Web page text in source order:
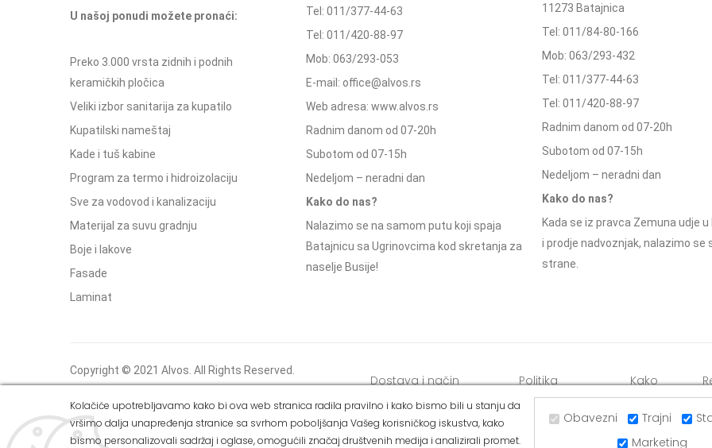
U našoj ponudi možete pronaći:
Preko 3.000 vrsta zidnih i podnih
keramičkih pločica
Veliki izbor sanitarija za kupatilo
Kupatilski nameštaj
Kade i tuš kabine
Program za termo i hidroizolaciju
Sve za vodovod i kanalizaciju
Materijal za suvu gradnju
Boje i lakove
Fasade
Laminat
Tel: 011/377-44-63
Tel: 011/420-88-97
Mob: 063/293-053
E-mail: office@alvos.rs
Web adresa: www.alvos.rs
Radnim danom od 07-20h
Subotom od 07-15h
Nedeljom – neradni dan
Kako do nas?
Nalazimo se na samom putu koji spaja
Batajnicu sa Ugrinovcima kod skretanja za
naselje Busije!
11273 Batajnica
Tel: 011/84-80-166
Mob: 063/293-432
Tel: 011/377-44-63
Tel: 011/420-88-97
Radnim danom od 07-20h
Subotom od 07-15h
Nedeljom – neradni dan
Kako do nas?
Kada se iz pravca Zemuna udje
i prodje nadvoznjak, nalazimo se
strane.
Copyright © 2021 Alvos. All Rights Reserved.
Izrada internet prodavnice i SEO - Web Business
Solutions
Dostava i način
plaćanja
Politika
privatnosti
Kako
kupiti
Kolačiće upotrebljavamo kako bi ova web stranica radila pravilno i kako bismo bili u stanju da
vršimo dalja unapređenja stranice sa svrhom poboljšanja Vašeg korisničkog iskustva, kako
bismo personalizovali sadržaj i oglase, omogućili značaj društvenih medija i analizirali promet.
Obavezni Trajni
Marketing